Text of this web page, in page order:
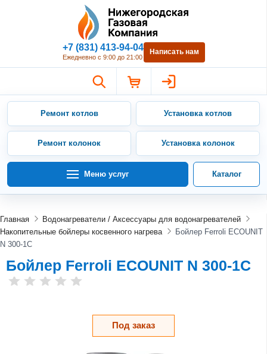
Нижегородская Газовая
+7 (831) 413-94-04
Ежедневно с 9:00 до 21:00
Написать нам
Ремонт котлов Установка котлов
Ремонт колонок Установка колонок
Меню услуг Каталог
Главная
Водонагреватели / Аксессуары для водонагревателей
Накопительные бойлеры косвенного нагрева
Бойлер Ferroli ECOUNIT
N 300-1C
Бойлер Ferroli ECOUNIT N 300-1C
Под заказ